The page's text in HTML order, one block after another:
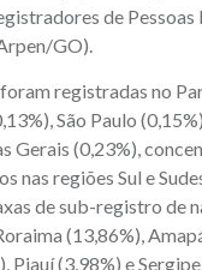
de
GO).
registradas no
São Paulo
Gerais (0,23%),
nas regiões Sul e
de sub-registro de
(13,86%),
Piauí (3,98%) e